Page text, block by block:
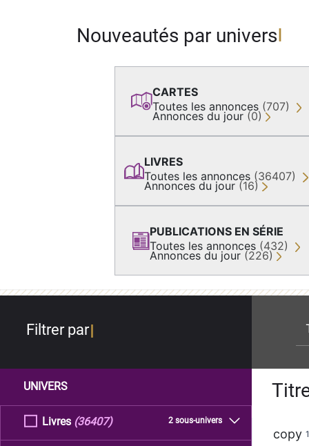
Nouveautés par univers
CARTES
Toutes les annonces (707)
Annonces du jour (0)
LIVRES
Toutes les annonces (36407)
Annonces du jour (16)
PUBLICATIONS EN SÉRIE
Toutes les annonces (432)
Annonces du jour (226)
Filtrer par
UNIVERS
Livres 2 sous-univers
(36407)
copy